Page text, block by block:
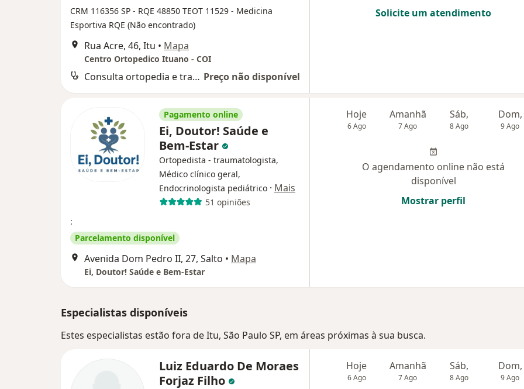
CRM 116356 SP - RQE 48850 TEOT 11529 - Medicina
Esportiva RQE (Não encontrado)
Rua Acre, 46, Itu • Mapa
Centro Ortopedico Ituano - COI
Consulta ortopedia e traumatologia Preço não disponível
Solicite um atendimento
Pagamento online
Ei, Doutor! Saúde e
Bem-Estar
Ortopedista - traumatologista,
Médico clínico geral,
Endocrinologista pediátrico · Mais
51 opiniões
:
Parcelamento disponível
Avenida Dom Pedro II, 27, Salto • Mapa
Ei, Doutor! Saúde e Bem-Estar
Hoje
6 Ago
Amanhã
7 Ago
Sáb,
8 Ago
Dom,
9 Ago
O agendamento online não está
disponível
Mostrar perfil
Especialistas disponíveis
Estes especialistas estão fora de Itu, São Paulo SP, em áreas próximas à sua busca.
Luiz Eduardo De Moraes
Forjaz Filho
Hoje
6 Ago
Amanhã
7 Ago
Sáb,
8 Ago
Dom,
9 Ago